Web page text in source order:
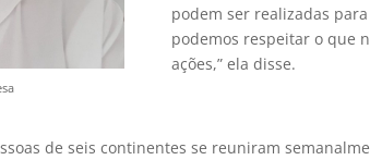
podem ser realizadas
podemos respeitar o que
ações,” ela disse.
de seis continentes se reuniram